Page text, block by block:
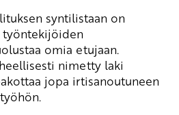
syntilistaan on
omia etujaan.
nimetty laki
jopa irtisanoutuneen